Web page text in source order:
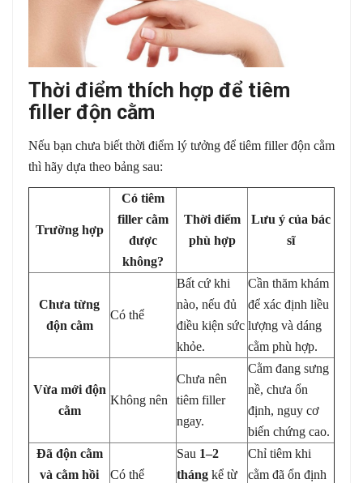
Thời điểm thích hợp để tiêm
filler độn cằm
Nếu bạn chưa biết thời điểm lý tưởng để tiêm filler độn cằm
thì hãy dựa theo bảng sau:
Trường hợp
Có tiêm
filler cằm
được
không?
Thời điểm
phù hợp
Lưu ý của bác
sĩ
Chưa từng
độn cằm
Có thể
Bất cứ khi
nào, nếu đủ
điều kiện sức
khỏe.
Cần thăm khám
để xác định liều
lượng và dáng
cằm phù hợp.
Vừa mới độn
cằm
Không nên
Chưa nên
tiêm filler
ngay.
Cằm đang sưng
nề, chưa ổn
định, nguy cơ
biến chứng cao.
Đã độn cằm
và cằm hồi
Có thể
Sau 1–2
tháng kể từ
Chỉ tiêm khi
cằm đã ổn định